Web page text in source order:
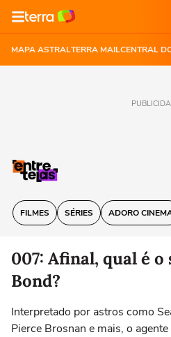
MAPA ASTRALTERRA MAILCENTRAL
FILMES SÉRIES ADORO
007: Afinal, qual é o
Bond?
Interpretado por astros como
Pierce Brosnan e mais, o